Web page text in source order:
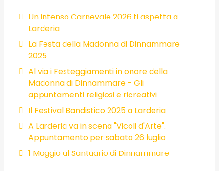
Un intenso Carnevale 2026 ti aspetta a
Larderia
La Festa della Madonna di Dinnammare
2025
Al via i Festeggiamenti in onore della
Madonna di Dinnammare - Gli
appuntamenti religiosi e ricreativi
Il Festival Bandistico 2025 a Larderia
A Larderia va in scena "Vicoli d'Arte".
Appuntamento per sabato 26 luglio
1 Maggio al Santuario di Dinnammare